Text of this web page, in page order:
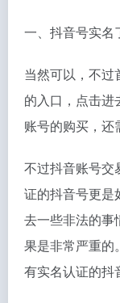
一、 抖音号实名
当然可以，不过
的入口，点击
账号的购买，还
不过抖音账号交
证的抖音号更是
去一些非法的事
果是非常严重的
有实名认证的抖